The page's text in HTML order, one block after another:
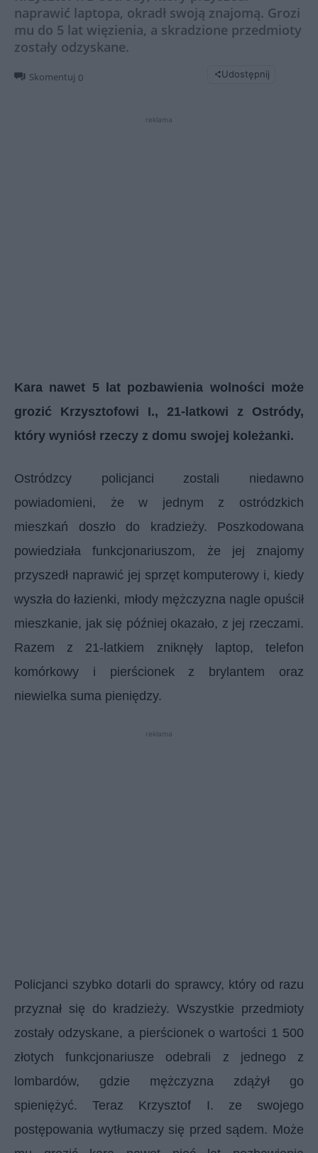
naprawić laptopa, okradł swoją znajomą. Grozi
mu do 5 lat więzienia, a skradzione przedmioty
zostały odzyskane.
Skomentuj 0 Udostępnij
reklama
Kara nawet 5 lat pozbawienia wolności może
grozić Krzysztofowi I., 21-latkowi z Ostródy,
który wyniósł rzeczy z domu swojej koleżanki.
Ostródzcy policjanci zostali niedawno
powiadomieni, że w jednym z ostródzkich
mieszkań doszło do kradzieży. Poszkodowana
powiedziała funkcjonariuszom, że jej znajomy
przyszedł naprawić jej sprzęt komputerowy i, kiedy
wyszła do łazienki, młody mężczyzna nagle opuścił
mieszkanie, jak się później okazało, z jej rzeczami.
Razem z 21-latkiem zniknęły laptop, telefon
komórkowy i pierścionek z brylantem oraz
niewielka suma pieniędzy.
reklama
Policjanci szybko dotarli do sprawcy, który od razu
przyznał się do kradzieży. Wszystkie przedmioty
zostały odzyskane, a pierścionek o wartości 1 500
złotych funkcjonariusze odebrali z jednego z
lombardów, gdzie mężczyzna zdążył go
spieniężyć. Teraz Krzysztof I. ze swojego
postępowania wytłumaczy się przed sądem. Może